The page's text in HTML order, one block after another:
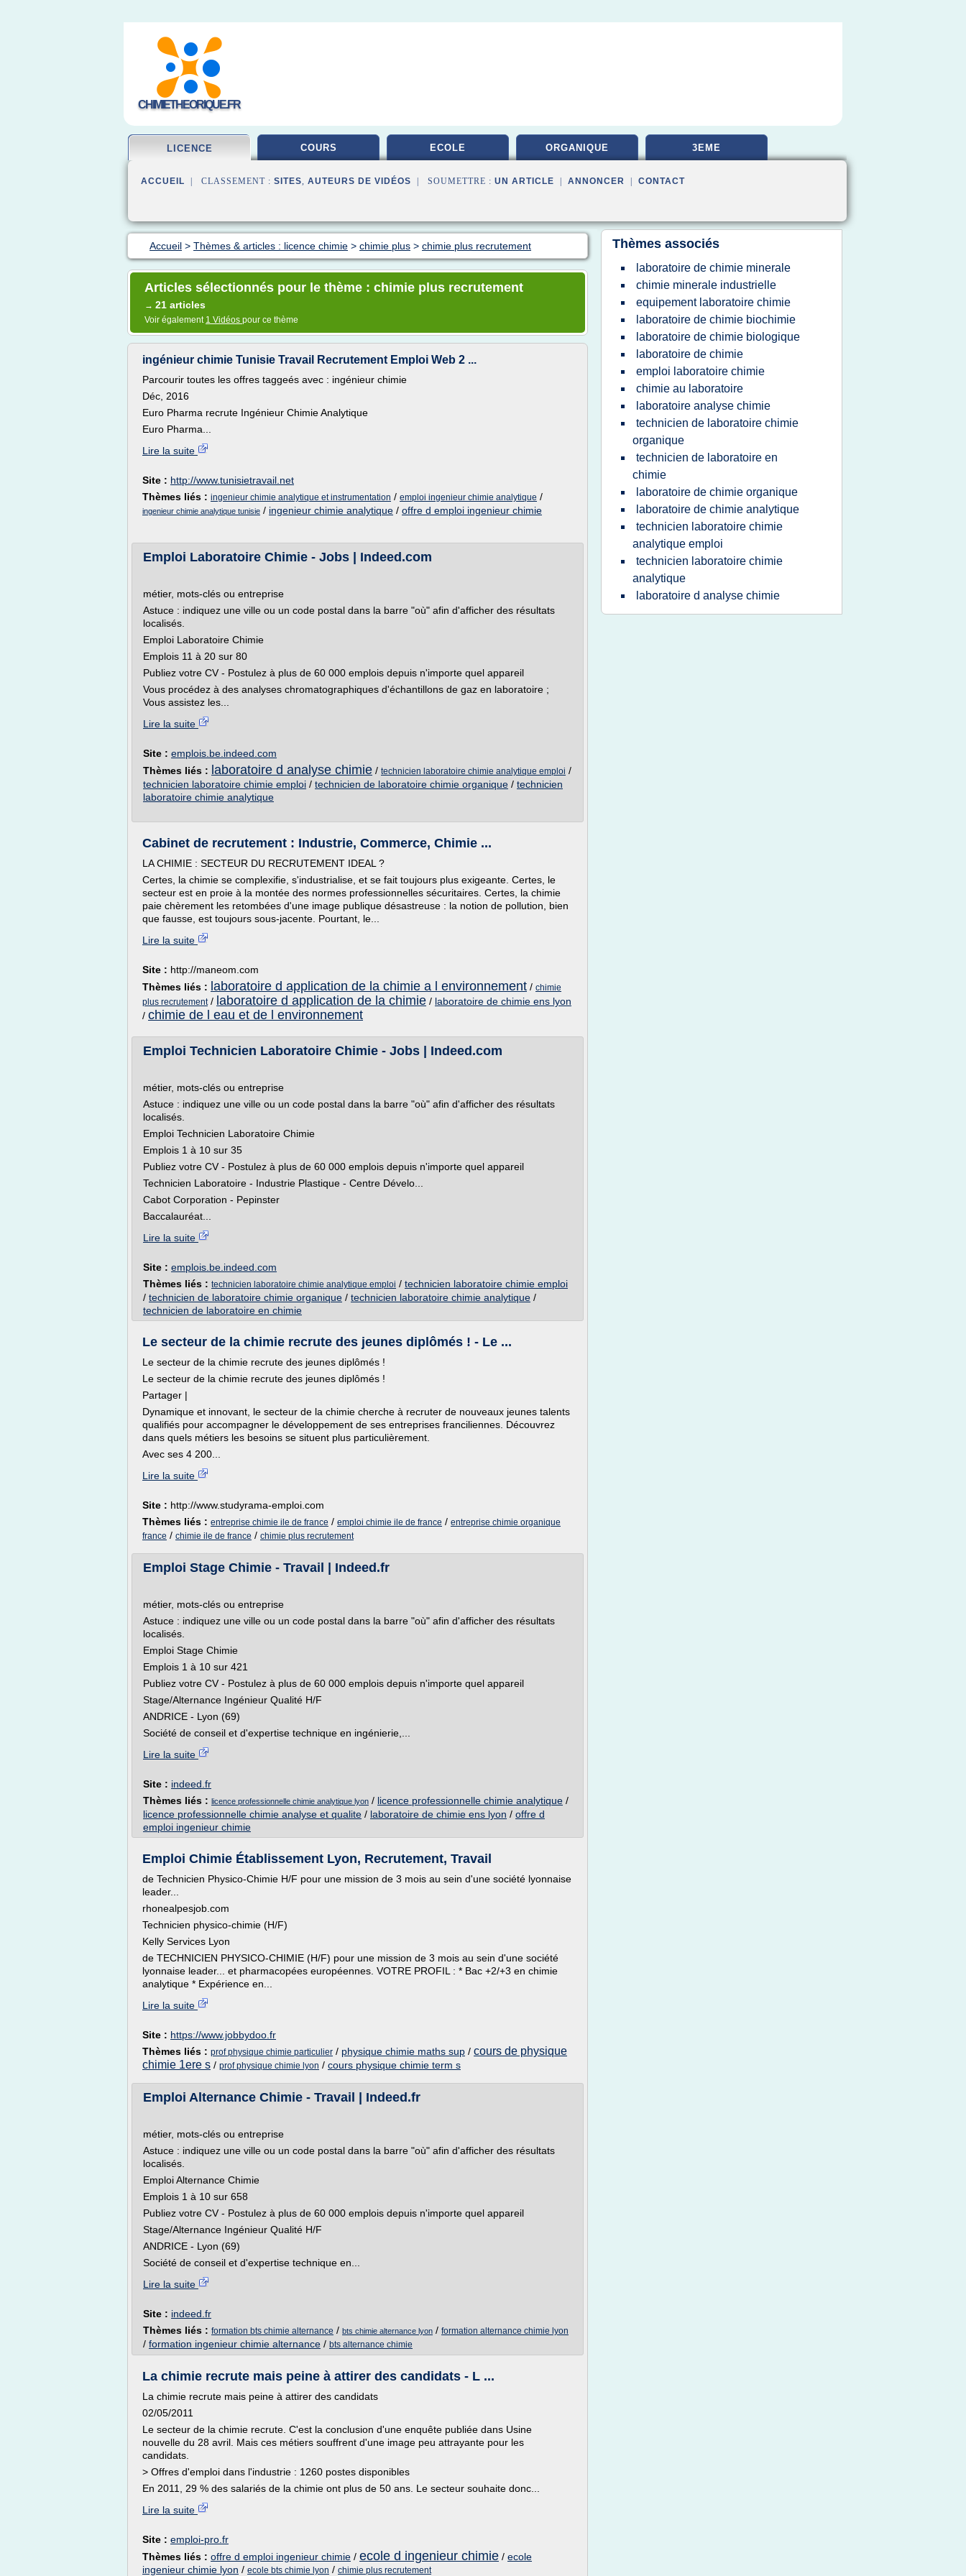
CHIMIETHEORIQUE.FR
LICENCE COURS ECOLE ORGANIQUE 3EME
ACCUEIL | CLASSEMENT : SITES, AUTEURS DE VIDÉOS | SOUMETTRE : UN ARTICLE ANNONCER CONTACT
Accueil > Thèmes & articles : licence chimie > chimie plus > chimie plus recrutement
Articles sélectionnés pour le thème : chimie plus recrutement
→ 21 articles
Voir également 1 Vidéos pour ce thème
ingénieur chimie Tunisie Travail Recrutement Emploi Web 2 ...
Parcourir toutes les offres taggeés avec : ingénieur chimie
Déc, 2016
Euro Pharma recrute Ingénieur Chimie Analytique
Euro Pharma...
Lire la suite
Site : http://www.tunisietravail.net
Thèmes liés : ingenieur chimie analytique et instrumentation / emploi ingenieur chimie analytique /
ingenieur chimie analytique tunisie / ingenieur chimie analytique / offre d emploi ingenieur chimie
Emploi Laboratoire Chimie - Jobs | Indeed.com
métier, mots-clés ou entreprise
Astuce : indiquez une ville ou un code postal dans la barre "où" afin d'afficher des résultats
localisés.
Emploi Laboratoire Chimie
Emplois 11 à 20 sur 80
Publiez votre CV - Postulez à plus de 60 000 emplois depuis n'importe quel appareil
Vous procédez à des analyses chromatographiques d'échantillons de gaz en laboratoire ;
Vous assistez les...
Lire la suite
Site : emplois.be.indeed.com
Thèmes liés : laboratoire d analyse chimie / technicien laboratoire chimie analytique emploi /
technicien laboratoire chimie emploi / technicien de laboratoire chimie organique / technicien
laboratoire chimie analytique
Cabinet de recrutement : Industrie, Commerce, Chimie ...
LA CHIMIE : SECTEUR DU RECRUTEMENT IDEAL ?
Certes, la chimie se complexifie, s'industrialise, et se fait toujours plus exigeante. Certes, le
secteur est en proie à la montée des normes professionnelles sécuritaires. Certes, la chimie
paie chèrement les retombées d'une image publique désastreuse : la notion de pollution, bien
que fausse, est toujours sous-jacente. Pourtant, le...
Lire la suite
Site : http://maneom.com
Thèmes liés : laboratoire d application de la chimie a l environnement / chimie
plus recrutement/ laboratoire d application de la chimie / laboratoire de chimie ens lyon
/ chimie de l eau et de l environnement
Emploi Technicien Laboratoire Chimie - Jobs | Indeed.com
métier, mots-clés ou entreprise
Astuce : indiquez une ville ou un code postal dans la barre "où" afin d'afficher des résultats
localisés.
Emploi Technicien Laboratoire Chimie
Emplois 1 à 10 sur 35
Publiez votre CV - Postulez à plus de 60 000 emplois depuis n'importe quel appareil
Technicien Laboratoire - Industrie Plastique - Centre Dévelo...
Cabot Corporation - Pepinster
Baccalauréat...
Lire la suite
Site : emplois.be.indeed.com
Thèmes liés : technicien laboratoire chimie analytique emploi / technicien laboratoire chimie emploi
/ technicien de laboratoire chimie organique / technicien laboratoire chimie analytique /
technicien de laboratoire en chimie
Le secteur de la chimie recrute des jeunes diplômés ! - Le ...
Le secteur de la chimie recrute des jeunes diplômés !
Le secteur de la chimie recrute des jeunes diplômés !
Partager |
Dynamique et innovant, le secteur de la chimie cherche à recruter de nouveaux jeunes talents
qualifiés pour accompagner le développement de ses entreprises franciliennes. Découvrez
dans quels métiers les besoins se situent plus particulièrement.
Avec ses 4 200...
Lire la suite
Site : http://www.studyrama-emploi.com
Thèmes liés : entreprise chimie ile de france / emploi chimie ile de france / entreprise chimie organique
france / chimie ile de france / chimie plus recrutement
Emploi Stage Chimie - Travail | Indeed.fr
métier, mots-clés ou entreprise
Astuce : indiquez une ville ou un code postal dans la barre "où" afin d'afficher des résultats
localisés.
Emploi Stage Chimie
Emplois 1 à 10 sur 421
Publiez votre CV - Postulez à plus de 60 000 emplois depuis n'importe quel appareil
Stage/Alternance Ingénieur Qualité H/F
ANDRICE - Lyon (69)
Société de conseil et d'expertise technique en ingénierie,...
Lire la suite
Site : indeed.fr
Thèmes liés : licence professionnelle chimie analytique lyon / licence professionnelle chimie analytique /
licence professionnelle chimie analyse et qualite / laboratoire de chimie ens lyon / offre d
emploi ingenieur chimie
Emploi Chimie Établissement Lyon, Recrutement, Travail
de Technicien Physico-Chimie H/F pour une mission de 3 mois au sein d'une société lyonnaise
leader...
rhonealpesjob.com
Technicien physico-chimie (H/F)
Kelly Services Lyon
de TECHNICIEN PHYSICO-CHIMIE (H/F) pour une mission de 3 mois au sein d'une société
lyonnaise leader... et pharmacopées européennes. VOTRE PROFIL : * Bac +2/+3 en chimie
analytique * Expérience en...
Lire la suite
Site : https://www.jobbydoo.fr
Thèmes liés : prof physique chimie particulier / physique chimie maths sup / cours de physique
chimie 1ere s / prof physique chimie lyon / cours physique chimie term s
Emploi Alternance Chimie - Travail | Indeed.fr
métier, mots-clés ou entreprise
Astuce : indiquez une ville ou un code postal dans la barre "où" afin d'afficher des résultats
localisés.
Emploi Alternance Chimie
Emplois 1 à 10 sur 658
Publiez votre CV - Postulez à plus de 60 000 emplois depuis n'importe quel appareil
Stage/Alternance Ingénieur Qualité H/F
ANDRICE - Lyon (69)
Société de conseil et d'expertise technique en...
Lire la suite
Site : indeed.fr
Thèmes liés : formation bts chimie alternance / bts chimie alternance lyon / formation alternance chimie lyon
/ formation ingenieur chimie alternance / bts alternance chimie
La chimie recrute mais peine à attirer des candidats - L ...
La chimie recrute mais peine à attirer des candidats
02/05/2011
Le secteur de la chimie recrute. C'est la conclusion d'une enquête publiée dans Usine
nouvelle du 28 avril. Mais ces métiers souffrent d'une image peu attrayante pour les
candidats.
> Offres d'emploi dans l'industrie : 1260 postes disponibles
En 2011, 29 % des salariés de la chimie ont plus de 50 ans. Le secteur souhaite donc...
Lire la suite
Site : emploi-pro.fr
Thèmes liés : offre d emploi ingenieur chimie / ecole d ingenieur chimie / ecole
ingenieur chimie lyon / ecole bts chimie lyon / chimie plus recrutement
Thèmes associés
laboratoire de chimie minerale
chimie minerale industrielle
equipement laboratoire chimie
laboratoire de chimie biochimie
laboratoire de chimie biologique
laboratoire de chimie
emploi laboratoire chimie
chimie au laboratoire
laboratoire analyse chimie
technicien de laboratoire chimie
organique
technicien de laboratoire en
chimie
laboratoire de chimie organique
laboratoire de chimie analytique
technicien laboratoire chimie
analytique emploi
technicien laboratoire chimie
analytique
laboratoire d analyse chimie